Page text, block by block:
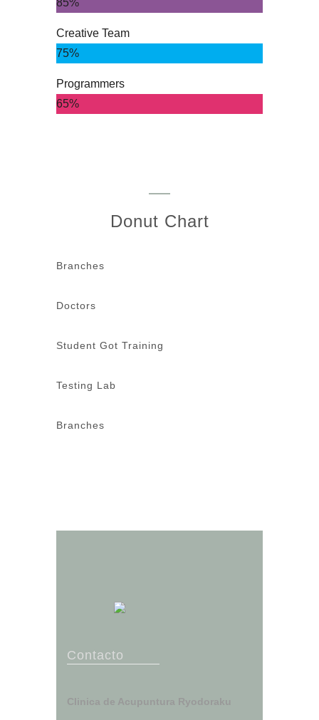
85%
Creative Team
75%
Programmers
65%
Donut Chart
Branches
Doctors
Student Got Training
Testing Lab
Branches
Contacto
Clinica de Acupuntura Ryodoraku